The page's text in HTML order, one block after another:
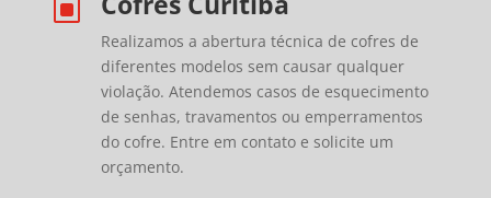
W
Realizamos a abertura técnica de cofres de
diferentes modelos sem causar qualquer
violação. Atendemos casos de esquecimento
de senhas, travamentos ou emperramentos
do cofre. Entre em contato e solicite um
orçamento.